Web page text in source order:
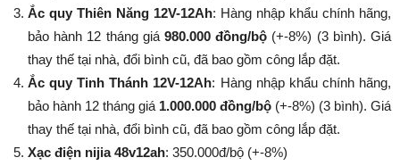
Ắc quy Thiên Năng 12V-12Ah: Hàng nhập khẩu chính hãng,
bảo hành 12 tháng giá 980.000 đồng/bộ (+-8%​​​​​​​) (3 bình). Giá
thay thế tại nhà, đổi bình cũ, đã bao gồm công lắp đặt.
Ắc quy Tinh Thánh 12V-12Ah: Hàng nhập khẩu chính hãng,
bảo hành 12 tháng giá 1.000.000 đồng/bộ (+-8%​​​​​​​) (3 bình). Giá
thay thế tại nhà, đổi bình cũ, đã bao gồm công lắp đặt.
Xạc điện nijia 48v12ah: 350.000đ/bộ (+-8%​​​​​​​)